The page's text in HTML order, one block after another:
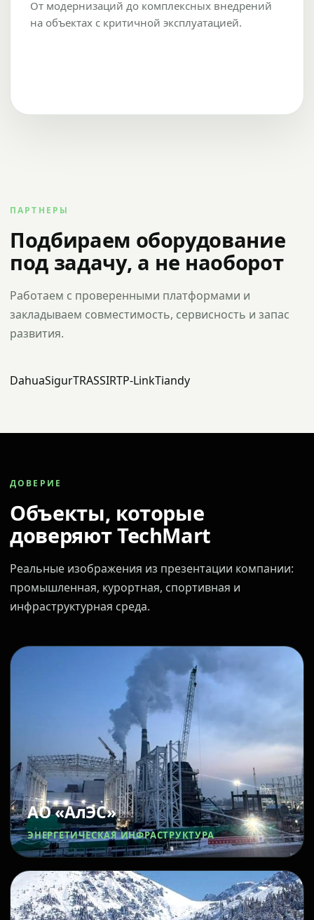
От модернизаций до комплексных внедрений
на объектах с критичной эксплуатацией.
ПАРТНЕРЫ
Подбираем оборудование
под задачу, а не наоборот
Работаем с проверенными платформами и
закладываем совместимость, сервисность и запас
развития.
DahuaSigurTRASSIRTP-LinkTiandy
ДОВЕРИЕ
Объекты, которые
доверяют TechMart
Реальные изображения из презентации компании:
промышленная, курортная, спортивная и
инфраструктурная среда.
АО «АлЭС»
ЭНЕРГЕТИЧЕСКАЯ ИНФРАСТРУКТУРА